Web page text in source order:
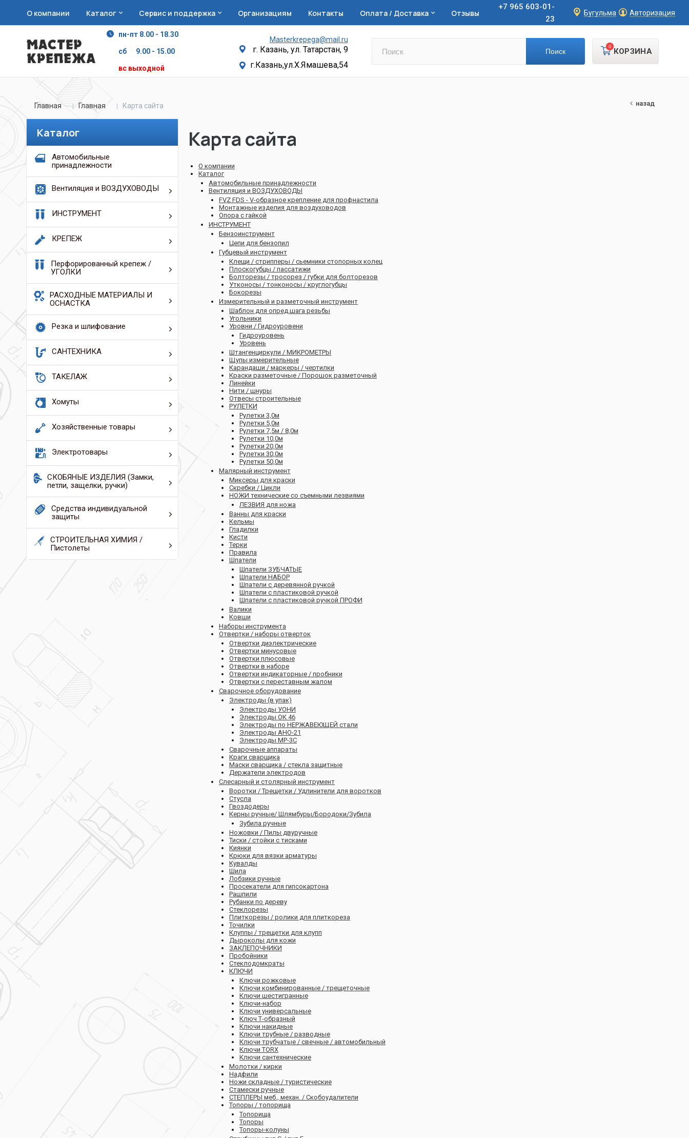
О компании Каталог Сервис и поддержка Организациям Контакты Оплата / Доставка Отзывы
+7 965 603-01-
23
Бугульма Авторизация
пн-пт 8.00 - 18.30
сб 9.00 - 15.00
вс выходной
Masterkrepega@mail.ru
г. Казань, ул. Татарстан, 9
г.Казань,ул.Х.Ямашева,54
КОРЗИНА
0
Главная Главная Карта сайта назад
Каталог
Автомобильные
принадлежности
Вентиляция и ВОЗДУХОВОДЫ
ИНСТРУМЕНТ
КРЕПЕЖ
Перфорированный крепеж /
УГОЛКИ
РАСХОДНЫЕ МАТЕРИАЛЫ И
ОСНАСТКА
Резка и шлифование
САНТЕХНИКА
ТАКЕЛАЖ
Хомуты
Хозяйственные товары
Электротовары
СКОБЯНЫЕ ИЗДЕЛИЯ (Замки,
петли, защелки, ручки)
Средства индивидуальной
защиты
СТРОИТЕЛЬНАЯ ХИМИЯ /
Пистолеты
Карта сайта
О компании
Каталог
Автомобильные принадлежности
Вентиляция и ВОЗДУХОВОДЫ
FVZ FDS - V-образное крепление для профнастила
Монтажные изделия для воздуховодов
Опора с гайкой
ИНСТРУМЕНТ
Бензоинструмент
Цепи для бензопил
Губцевый инструмент
Клещи / стрипперы / сьемники стопорных колец
Плоскогубцы / пассатижи
Болторезы / тросорез / губки для болторезов
Утконосы / тонконосы / круглогубцы
Бокорезы
Измерительный и разметочный инструмент
Шаблон для опред.шага резьбы
Угольники
Уровни / Гидроуровени
Гидроуровень
Уровень
Штангенциркули / МИКРОМЕТРЫ
Щупы измерительные
Карандаши / маркеры / чертилки
Краски разметочные / Порошок разметочный
Линейки
Нити / шнуры
Отвесы строительные
РУЛЕТКИ
Рулетки 3,0м
Рулетки 5,0м
Рулетки 7,5м / 8,0м
Рулетки 10,0м
Рулетки 20,0м
Рулетки 30,0м
Рулетки 50,0м
Малярный инструмент
Миксеры для краски
Скребки / Цикли
НОЖИ технические со съемными лезвиями
ЛЕЗВИЯ для ножа
Ванны для краски
Кельмы
Гладилки
Кисти
Терки
Правила
Шпатели
Шпатели ЗУБЧАТЫЕ
Шпатели НАБОР
Шпатели с деревянной ручкой
Шпатели с пластиковой ручкой
Шпатели с пластиковой ручкой ПРОФИ
Валики
Ковши
Наборы инструмента
Отвертки / наборы отверток
Отвертки диэлектрические
Отвертки минусовые
Отвертки плюсовые
Отвертки в наборе
Отвертки индикаторные / пробники
Отвертки с переставным жалом
Сварочное оборудование
Электроды (в упак)
Электроды УОНИ
Электроды ОК 46
Электроды по НЕРЖАВЕЮЩЕЙ стали
Электроды АНО-21
Электроды МР-3С
Сварочные аппараты
Краги сварщика
Маски сварщика / стекла защитные
Держатели электродов
Слесарный и столярный инструмент
Воротки / Трещетки / Удлинители для воротков
Стусла
Гвоздодеры
Керны ручные/ Шлямбуры/Бородоки/Зубила
Зубила ручные
Ножовки / Пилы двуручные
Тиски / стойки с тисками
Киянки
Крюки для вязки арматуры
Кувалды
Шила
Лобзики ручные
Просекатели для гипсокартона
Рашпили
Рубанки по дереву
Стеклорезы
Плиткорезы / ролики для плиткореза
Точилки
Клуппы / трещетки для клупп
Дыроколы для кожи
ЗАКЛЕПОЧНИКИ
Пробойники
Стеклодомкраты
КЛЮЧИ
Ключи рожковые
Ключи комбинированные / трещеточные
Ключи шестигранные
Ключи-набор
Ключи универсальные
Ключ Т-образный
Ключи накидные
Ключи трубные / разводные
Ключи трубчатые / свечные / автомобильный
Ключи ТORX
Ключи сантехнические
Молотки / кирки
Надфили
Ножи складные / туристические
Стамески ручные
СТЕПЛЕРЫ меб., механ. / Скобоудалители
Топоры / топорища
Топорища
Топоры
Топоры-колуны